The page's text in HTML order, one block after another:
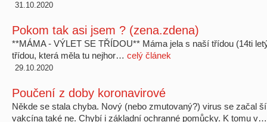
31.10.2020
Pokom tak asi jsem ? (zena.zdena)
**MÁMA - VÝLET SE TŘÍDOU** Máma jela s naší třídou (14ti
třídou, která měla tu nejhor… celý článek
29.10.2020
Poučení z doby koronavirové
Někde se stala chyba. Nový (nebo zmutovaný?) virus se začal
vakcína také ne. Chybí i základní ochranné pomůcky. K tomu